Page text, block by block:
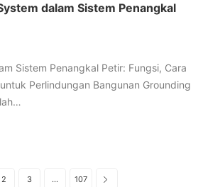
dalam Sistem Penangkal
Sistem Penangkal Petir: Fungsi, Cara
Perlindungan Bangunan Grounding
2 3 … 107